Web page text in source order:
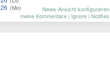
(Mo)
News-Ansicht konfigurieren
meine Kommentare | Ignore | Notifies